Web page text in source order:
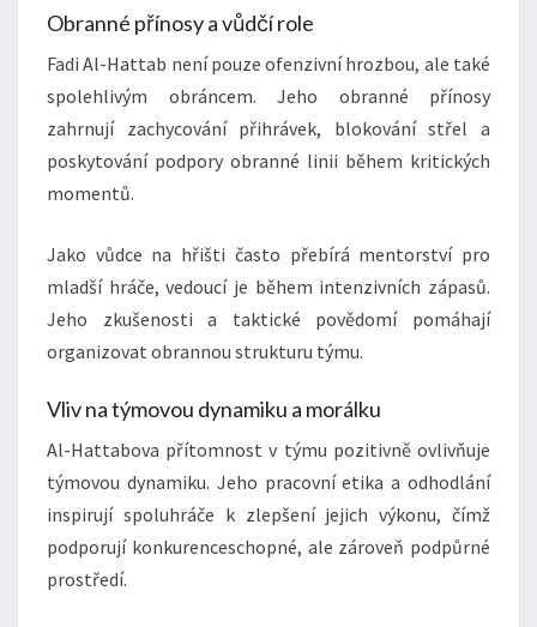
Obranné přínosy a vůdčí role
Fadi Al-Hattab není pouze ofenzivní hrozbou, ale také
spolehlivým obráncem. Jeho obranné přínosy
zahrnují zachycování přihrávek, blokování střel a
poskytování podpory obranné linii během kritických
momentů.
Jako vůdce na hřišti často přebírá mentorství pro
mladší hráče, vedoucí je během intenzivních zápasů.
Jeho zkušenosti a taktické povědomí pomáhají
organizovat obrannou strukturu týmu.
Vliv na týmovou dynamiku a morálku
Al-Hattabova přítomnost v týmu pozitivně ovlivňuje
týmovou dynamiku. Jeho pracovní etika a odhodlání
inspirují spoluhráče k zlepšení jejich výkonu, čímž
podporují konkurenceschopné, ale zároveň podpůrné
prostředí.